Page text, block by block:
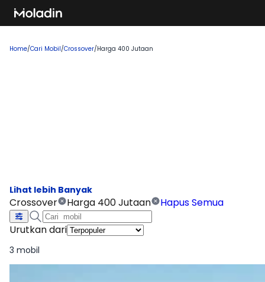
Home/Cari Mobil/Crossover/Harga 400 Jutaan
Crossover Harga 400 Jutaan
Hapus Semua
Urutkan dari
3 mobil